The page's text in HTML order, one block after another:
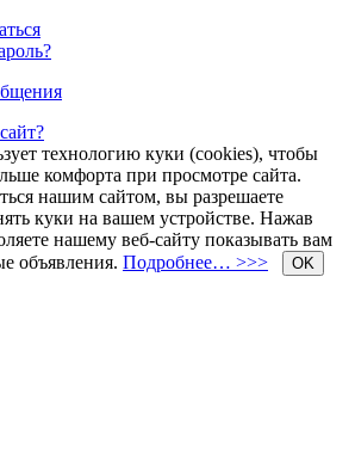
технологию куки (cookies), чтобы
комфорта при просмотре сайта.
нашим сайтом, вы разрешаете
куки на вашем устройстве. Нажав
нашему веб-сайту показывать вам
объявления. Подробнее… >>> OK